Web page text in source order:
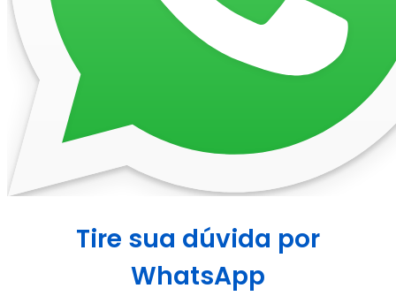
Tire sua dúvida por
WhatsApp